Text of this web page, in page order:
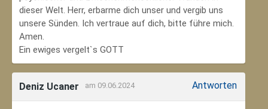
dieser Welt. Herr, erbarme dich unser und vergib uns
unsere Sünden. Ich vertraue auf dich, bitte führe mich.
Amen.
Ein ewiges vergelt`s GOTT
Deniz Ucaner am 09.06.2024 Antworten